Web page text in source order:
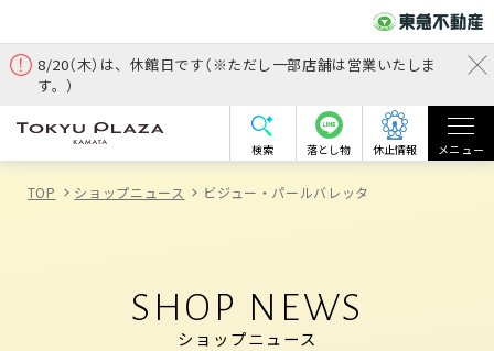
8/20（木）は、休館日です（※ただし一部店舗は営業いたしま
す。）
検索 落とし物 休止情報 メニュー
TOP ショップニュース ビジュー・パールバレッタ
SHOP NEWS
ショップニュース